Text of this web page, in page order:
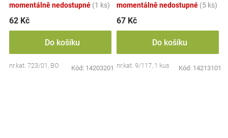
momentálně nedostupné (1 ks)
62 Kč
Do košíku
nr.kat. 723/01, BO Kód: 14203201
momentálně nedostupné (5 ks)
67 Kč
Do košíku
nr.kat. 9/117, 1 kus Kód: 14213101